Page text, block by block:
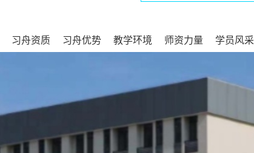
习舟资质 习舟优势 教学环境 师资力量 学员风采